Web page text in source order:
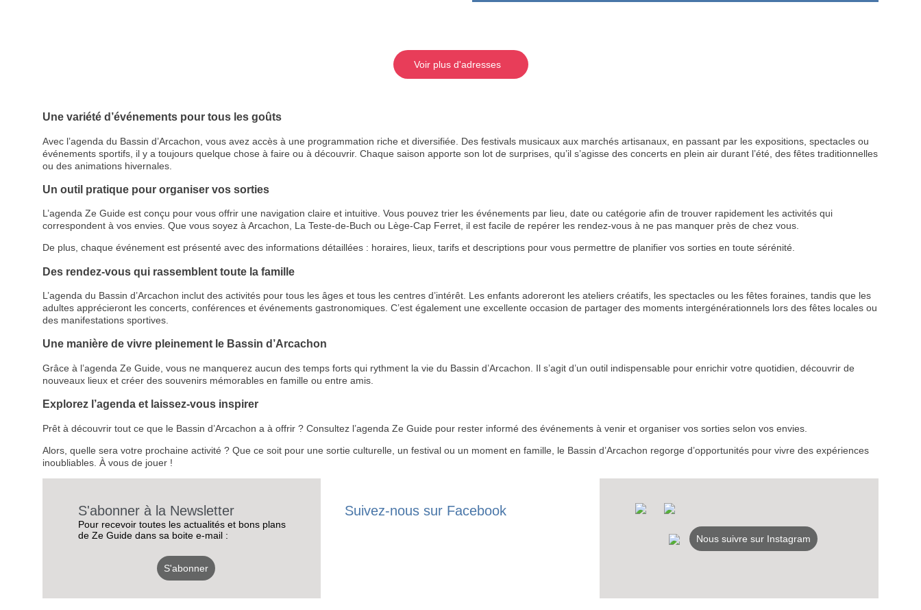
RECEVEZ
LES
INSCRIPTION NEWSLETTER
Voir plus d'adresses
Une variété d’événements pour tous les goûts
Avec l’agenda du Bassin d’Arcachon, vous avez accès à une programmation riche et diversifiée. Des festivals musicaux aux marchés artisanaux, en passant par les expositions, spectacles ou
événements sportifs, il y a toujours quelque chose à faire ou à découvrir. Chaque saison apporte son lot de surprises, qu’il s’agisse des concerts en plein air durant l’été, des fêtes traditionnelles
ou des animations hivernales.
Un outil pratique pour organiser vos sorties
L’agenda Ze Guide est conçu pour vous offrir une navigation claire et intuitive. Vous pouvez trier les événements par lieu, date ou catégorie afin de trouver rapidement les activités qui
correspondent à vos envies. Que vous soyez à Arcachon, La Teste-de-Buch ou Lège-Cap Ferret, il est facile de repérer les rendez-vous à ne pas manquer près de chez vous.
De plus, chaque événement est présenté avec des informations détaillées : horaires, lieux, tarifs et descriptions pour vous permettre de planifier vos sorties en toute sérénité.
Des rendez-vous qui rassemblent toute la famille
L’agenda du Bassin d’Arcachon inclut des activités pour tous les âges et tous les centres d’intérêt. Les enfants adoreront les ateliers créatifs, les spectacles ou les fêtes foraines, tandis que les
adultes apprécieront les concerts, conférences et événements gastronomiques. C’est également une excellente occasion de partager des moments intergénérationnels lors des fêtes locales ou
des manifestations sportives.
Une manière de vivre pleinement le Bassin d’Arcachon
Grâce à l’agenda Ze Guide, vous ne manquerez aucun des temps forts qui rythment la vie du Bassin d’Arcachon. Il s’agit d’un outil indispensable pour enrichir votre quotidien, découvrir de
nouveaux lieux et créer des souvenirs mémorables en famille ou entre amis.
Explorez l’agenda et laissez-vous inspirer
Prêt à découvrir tout ce que le Bassin d’Arcachon a à offrir ? Consultez l’agenda Ze Guide pour rester informé des événements à venir et organiser vos sorties selon vos envies.
Alors, quelle sera votre prochaine activité ? Que ce soit pour une sortie culturelle, un festival ou un moment en famille, le Bassin d’Arcachon regorge d’opportunités pour vivre des expériences
inoubliables. À vous de jouer !
S'abonner à la Newsletter
Pour recevoir toutes les actualités et bons plans
de Ze Guide dans sa boite e-mail :
S'abonner
Suivez-nous sur Facebook
Nous suivre sur Instagram